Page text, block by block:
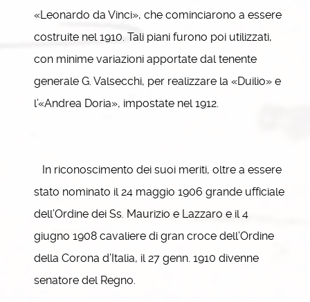
«Leonardo da Vinci», che cominciarono a essere
costruite nel 1910. Tali piani furono poi utilizzati,
con minime variazioni apportate dal tenente
generale G. Valsecchi, per realizzare la «Duilio» e
l’«Andrea Doria», impostate nel 1912.
In riconoscimento dei suoi meriti, oltre a essere
stato nominato il 24 maggio 1906 grande ufficiale
dell’Ordine dei Ss. Maurizio e Lazzaro e il 4
giugno 1908 cavaliere di gran croce dell’Ordine
della Corona d’Italia, il 27 genn. 1910 divenne
senatore del Regno.